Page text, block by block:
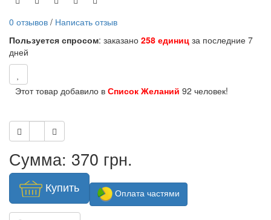
0 отзывов / Написать отзыв
Пользуется спросом: заказано 258 единиц за последние 7
дней
Этот товар добавило в Список Желаний 92 человек!
Сумма: 370 грн.
Купить Оплата частями